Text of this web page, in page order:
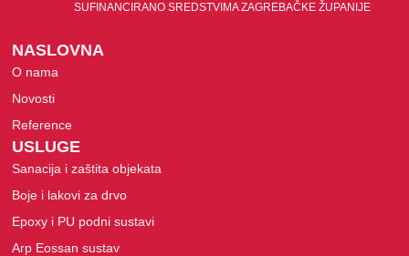
SUFINANCIRANO SREDSTVIMA ZAGREBAČKE ŽUPANIJE
NASLOVNA
O nama
Novosti
Reference
USLUGE
Sanacija i zaštita objekata
Boje i lakovi za drvo
Epoxy i PU podni sustavi
Arp Eossan sustav